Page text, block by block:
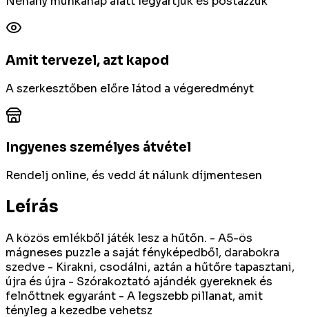
Amit tervezel, azt kapod
A szerkesztőben előre látod a végeredményt
Ingyenes személyes átvétel
Rendelj online, és vedd át nálunk díjmentesen
Leírás
A közös emlékből játék lesz a hűtőn. - A5-ös
mágneses puzzle a saját fényképedből, darabokra
szedve - Kirakni, csodálni, aztán a hűtőre tapasztani,
újra és újra - Szórakoztató ajándék gyereknek és
felnőttnek egyaránt - A legszebb pillanat, amit
tényleg a kezedbe vehetsz